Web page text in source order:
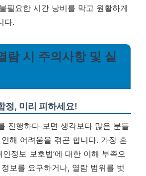
필요한 시간 낭비를 막고 원활하게
다.
람 시 주의사항 및 실
정, 미리 피하세요!
진행하다 보면 생각보다 많은 분들
해 어려움을 겪곤 합니다. 가장 흔
인정보 보호법’에 대한 이해 부족으
보를 요구하거나, 열람 범위를 벗